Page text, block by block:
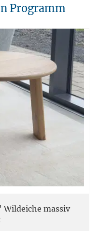
Möbel fachgerecht entsorgt
oder an speziellen
örtlichen
das Sie für den privaten
Diese Möbel sind nicht für
den Außenbereich geeignet.
Programm
Wildeiche massiv